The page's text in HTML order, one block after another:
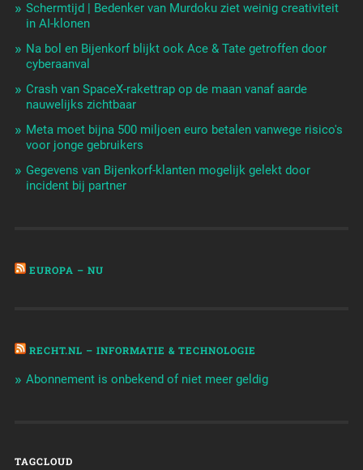
Schermtijd | Bedenker van Murdoku ziet weinig creativiteit
in AI-klonen
Na bol en Bijenkorf blijkt ook Ace & Tate getroffen door
cyberaanval
Crash van SpaceX-rakettrap op de maan vanaf aarde
nauwelijks zichtbaar
Meta moet bijna 500 miljoen euro betalen vanwege risico's
voor jonge gebruikers
Gegevens van Bijenkorf-klanten mogelijk gelekt door
incident bij partner
EUROPA – NU
RECHT.NL – INFORMATIE & TECHNOLOGIE
Abonnement is onbekend of niet meer geldig
TAGCLOUD